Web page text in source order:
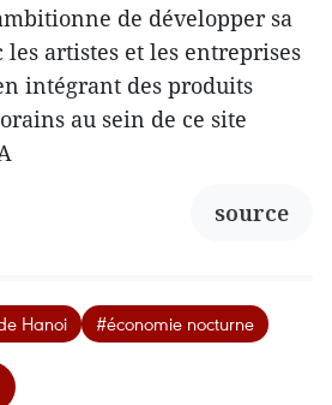
de développer sa
artistes et les entreprises
intégrant des produits
au sein de ce site
source
Hanoi #économie nocturne